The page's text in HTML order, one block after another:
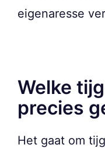
eigenaresse
Welke
precies
Het gaat om